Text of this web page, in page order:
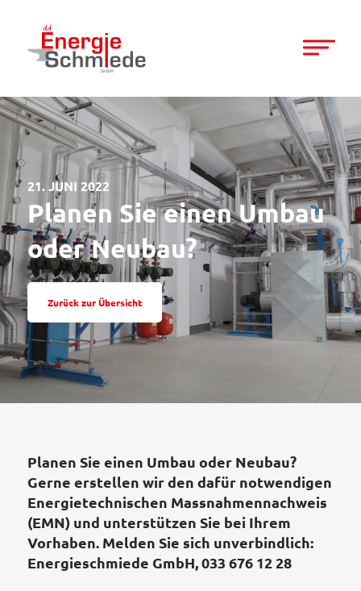
21. JUNI 2022
Planen Sie einen Umbau
oder Neubau?
Zurück zur Übersicht
Planen Sie einen Umbau oder Neubau?
Gerne erstellen wir den dafür notwendigen
Energietechnischen Massnahmennachweis
(EMN) und unterstützen Sie bei Ihrem
Vorhaben. Melden Sie sich unverbindlich:
Energieschmiede GmbH, 033 676 12 28